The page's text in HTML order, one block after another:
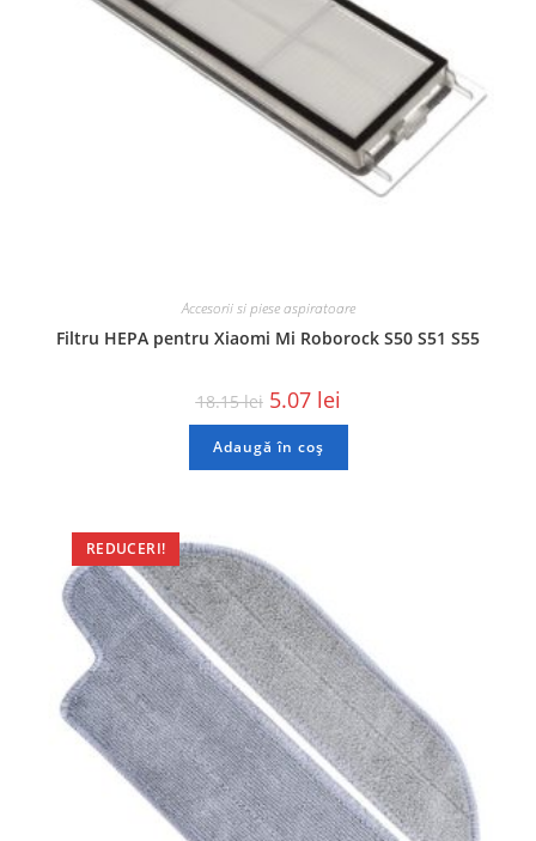
Accesorii si piese aspiratoare
Filtru HEPA pentru Xiaomi Mi Roborock S50 S51 S55
18.15lei 5.07 lei
Adaugă în coș
REDUCERI!